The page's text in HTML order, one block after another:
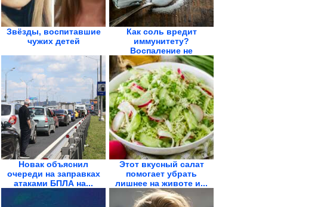
Звёзды, воспитавшие
чужих детей
Как соль вредит
иммунитету?
Воспаление не
проходит
Новак объяснил
очереди на заправках
атаками БПЛА на...
Этот вкусный салат
помогает убрать
лишнее на животе и...